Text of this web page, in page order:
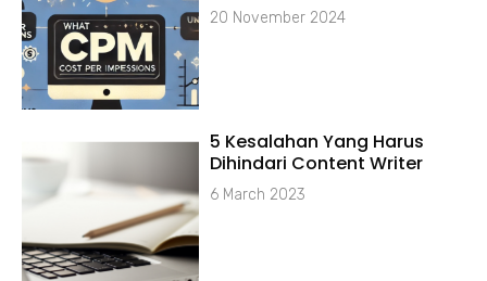
20 November 2024
5 Kesalahan Yang Harus
Dihindari Content Writer
6 March 2023